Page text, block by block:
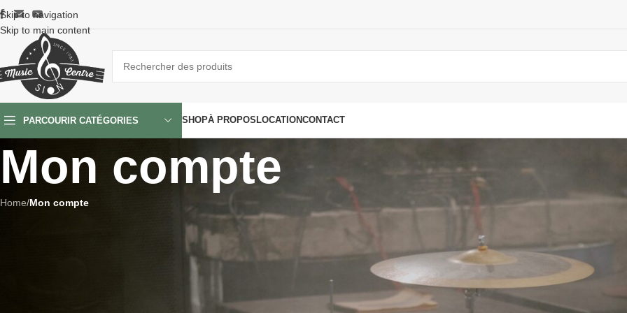
Skip to navigation
Skip to main content
PARCOURIR CATÉGORIES SHOPÀ PROPOS LOCATIONCONTACT
Mon compte
Home/Mon compte
Registering for this site gives you access to your order status
the fields below, and we'll create a new account for you in no
you for the information necessary to make the purchase